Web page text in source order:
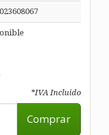
*IVA Incluido
Comprar